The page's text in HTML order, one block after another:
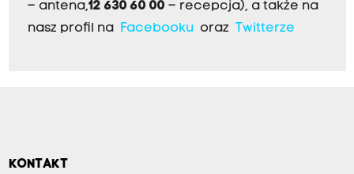
– antena,12 630 60 00 – recepcja), a także na
nasz profil na Facebookuoraz Twitterze
KONTAKT